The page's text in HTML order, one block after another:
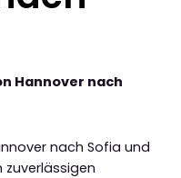
Hannover nach
nach Sofia und